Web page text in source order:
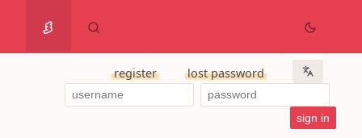
register lost password